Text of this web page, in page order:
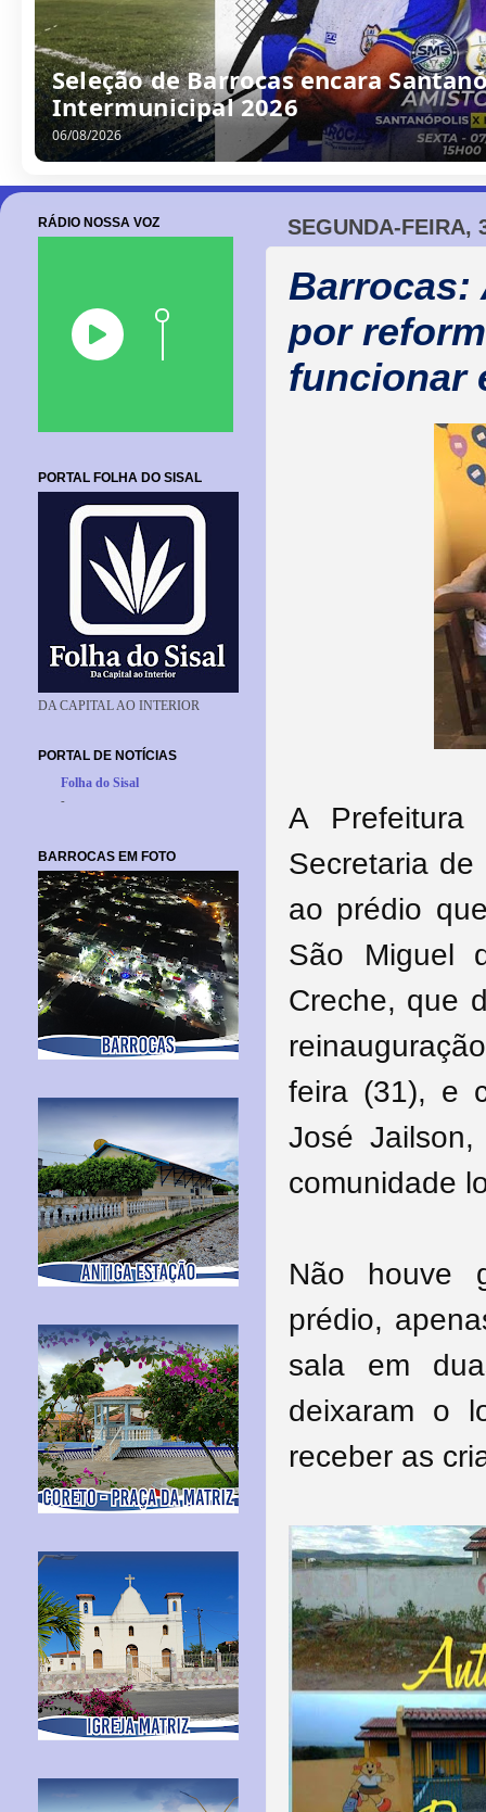
0
8
/
2
0
2
6
SEGUNDA-FEIRA,
Barrocas:
por
funcionar
A Prefeitura
Secretaria
ao prédio
São Miguel
Creche, que
reinauguração
feira (31), e
José
comunidade
Não houve
prédio,
sala em
deixaram o
receber as
RÁDIO NOSSA VOZ
PORTAL FOLHA DO SISAL
DA CAPITAL AO INTERIOR
PORTAL DE NOTÍCIAS
Folha do Sisal
-
BARROCAS EM FOTO